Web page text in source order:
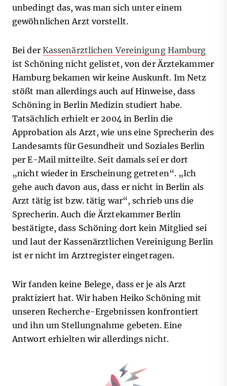
unbedingt das, was man sich unter einem
gewöhnlichen Arzt vorstellt.
Bei der Kassenärztlichen Vereinigung Hamburg
ist Schöning nicht gelistet, von der Ärztekammer
Hamburg bekamen wir keine Auskunft. Im Netz
stößt man allerdings auch auf Hinweise, dass
Schöning in Berlin Medizin studiert habe.
Tatsächlich erhielt er 2004 in Berlin die
Approbation als Arzt, wie uns eine Sprecherin des
Landesamts für Gesundheit und Soziales Berlin
per E-Mail mitteilte. Seit damals sei er dort
„nicht wieder in Erscheinung getreten“. „Ich
gehe auch davon aus, dass er nicht in Berlin als
Arzt tätig ist bzw. tätig war“, schrieb uns die
Sprecherin. Auch die Ärztekammer Berlin
bestätigte, dass Schöning dort kein Mitglied sei
und laut der Kassenärztlichen Vereinigung Berlin
ist er nicht im Arztregister eingetragen.
Wir fanden keine Belege, dass er je als Arzt
praktiziert hat. Wir haben Heiko Schöning mit
unseren Recherche-Ergebnissen konfrontiert
und ihn um Stellungnahme gebeten. Eine
Antwort erhielten wir allerdings nicht.